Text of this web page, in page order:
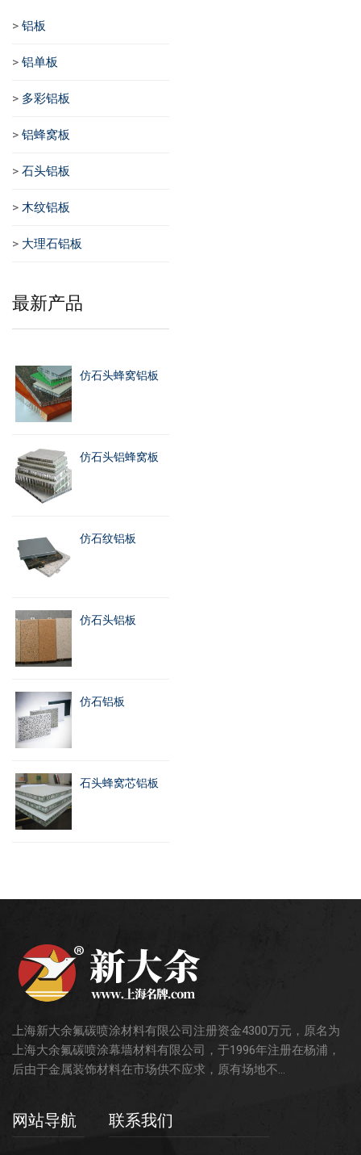
> 铝板
> 铝单板
> 多彩铝板
> 铝蜂窝板
> 石头铝板
> 木纹铝板
> 大理石铝板
最新产品
仿石头蜂窝铝板
仿石头铝蜂窝板
仿石纹铝板
仿石头铝板
仿石铝板
石头蜂窝芯铝板
上海新大余氟碳喷涂材料有限公司注册资金4300万元，原名为
上海大余氟碳喷涂幕墙材料有限公司，于1996年注册在杨浦，
后由于金属装饰材料在市场供不应求，原有场地不...
网站导航 联系我们